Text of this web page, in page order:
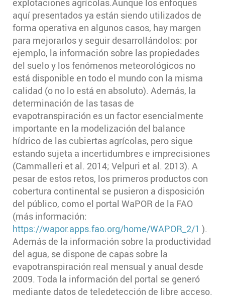
aquí presentados ya están siendo utilizados de
forma operativa en algunos casos, hay margen
para mejorarlos y seguir desarrollándolos: por
ejemplo, la información sobre las propiedades
del suelo y los fenómenos meteorológicos no
está disponible en todo el mundo con la misma
calidad (o no lo está en absoluto). Además, la
determinación de las tasas de
evapotranspiración es un factor esencialmente
importante en la modelización del balance
hídrico de las cubiertas agrícolas, pero sigue
estando sujeta a incertidumbres e imprecisiones
(Cammalleri et al. 2014; Velpuri et al. 2013). A
pesar de estos retos, los primeros productos con
cobertura continental se pusieron a disposición
del público, como el portal WaPOR de la FAO
(más información:
https://wapor.apps.fao.org/home/WAPOR_2/1 ).
Además de la información sobre la productividad
del agua, se dispone de capas sobre la
evapotranspiración real mensual y anual desde
2009. Toda la información del portal se generó
mediante datos de teledetección de libre acceso.